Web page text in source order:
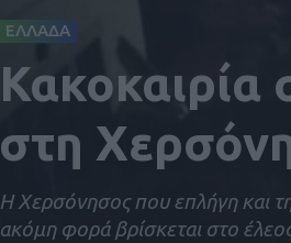
ΕΛΛΑΔΑ
Κακοκαιρία
στη
Η Χερσόνησος που επλήγη και
ακόμη φορά βρίσκεται στο